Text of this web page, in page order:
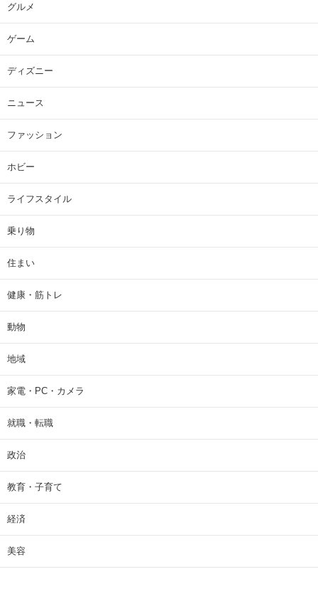
グルメ
ゲーム
ディズニー
ニュース
ファッション
ホビー
ライフスタイル
乗り物
住まい
健康・筋トレ
動物
地域
家電・PC・カメラ
就職・転職
政治
教育・子育て
経済
美容